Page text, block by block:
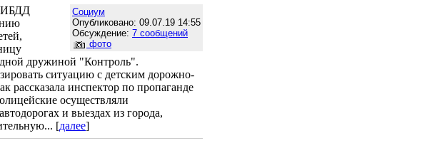
Социум
Опубликовано: 09.07.19 14:55
Обсуждение: 7 сообщений
фото
дружиной "Контроль".
ситуацию с детским дорожно-
рассказала инспектор по пропаганде
осуществляли
и выездах из города,
[далее]